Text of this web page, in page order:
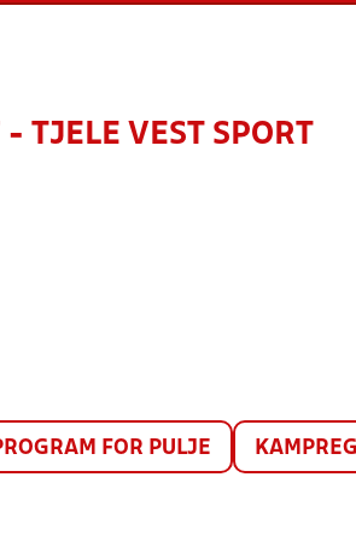
- TJELE VEST SPORT
FOR PULJE